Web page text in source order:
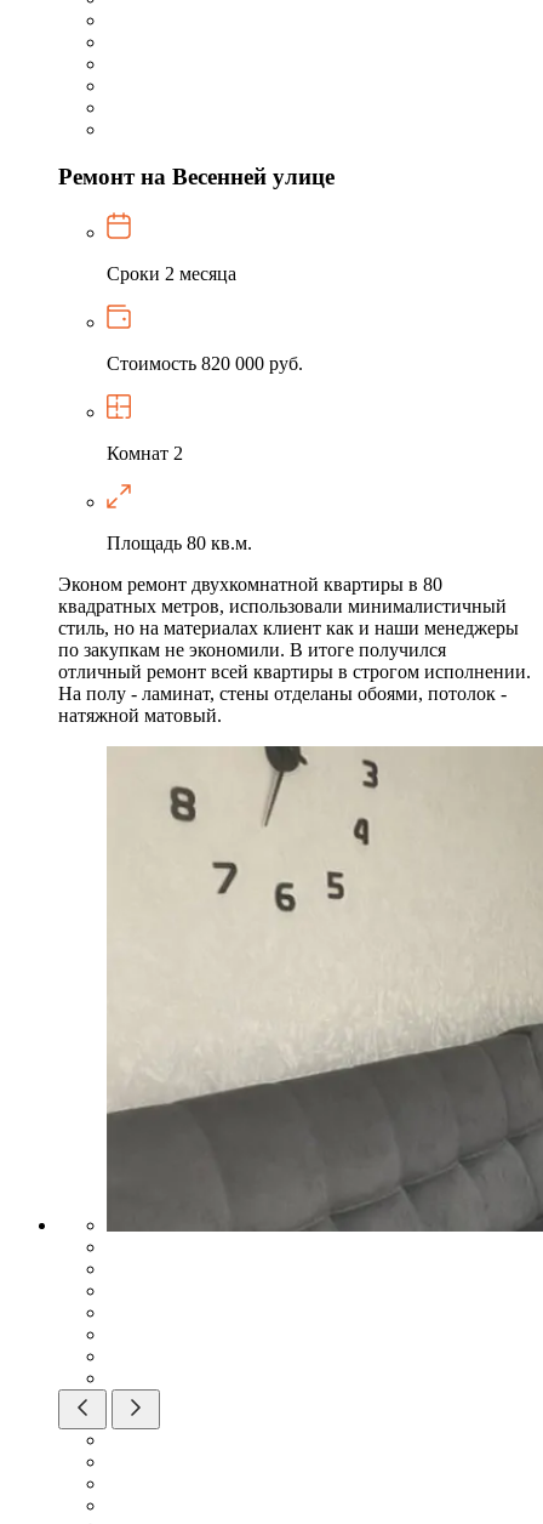
Ремонт на Весенней улице
Сроки 2 месяца
Стоимость 820 000 руб.
Комнат 2
Площадь 80 кв.м.
Эконом ремонт двухкомнатной квартиры в 80
квадратных метров, использовали минималистичный
стиль, но на материалах клиент как и наши менеджеры
по закупкам не экономили. В итоге получился
отличный ремонт всей квартиры в строгом исполнении.
На полу - ламинат, стены отделаны обоями, потолок -
натяжной матовый.